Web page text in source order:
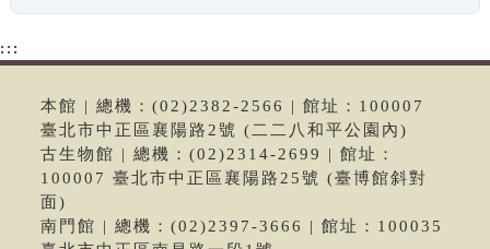
:::
本館 | 總機：(02)2382-2566 | 館址：100007
臺北市中正區襄陽路2號 (二二八和平公園內)
古生物館 | 總機：(02)2314-2699 | 館址：
100007 臺北市中正區襄陽路25號 (臺博館斜對
面)
南門館 | 總機：(02)2397-3666 | 館址：100035